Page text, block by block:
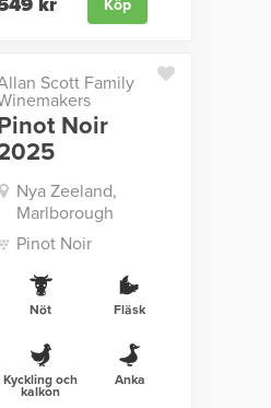
Köp
Scott Family
Noir
Nya Zeeland,
Marlborough
Pinot Noir
Nöt Fläsk
Kyckling och
kalkon
Anka